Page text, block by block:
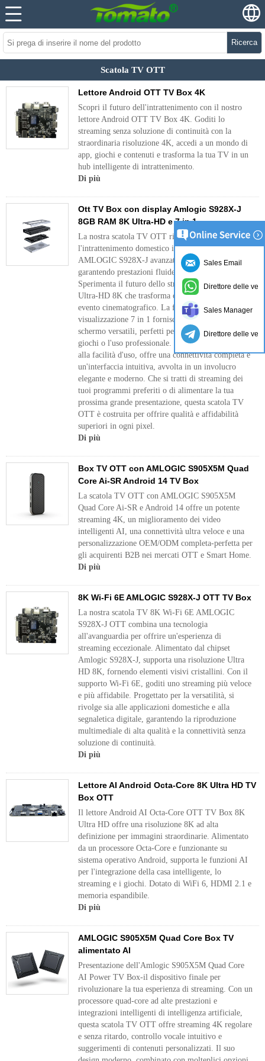
Ricerca
Scatola TV OTT
Lettore Android OTT TV Box 4K
Scopri il futuro dell'intrattenimento con il nostro
lettore Android OTT TV Box 4K. Goditi lo
streaming senza soluzione di continuità con la
straordinaria risoluzione 4K, accedi a un mondo di
app, giochi e contenuti e trasforma la tua TV in un
hub intelligente di intrattenimento.
Di più
Ott TV Box con display Amlogic S928X-J
8GB RAM 8K Ultra-HD e 7 in 1
La nostra scatola TV OTT ridefinisce
l'intrattenimento domestico integrando il chipset
AMLOGIC S928X-J avanzato con RAM da 8 GB,
garantendo prestazioni fluide e ininterrotte.
Sperimenta il futuro dello streaming con chiarezza
Ultra-HD 8K che trasforma ogni visione in un
evento cinematografico. La funzionalità di
visualizzazione 7 in 1 fornisce arrangiamenti con
schermo versatili, perfetti per il multitasking, i
giochi o l'uso professionale. Progettato pensando
alla facilità d'uso, offre una connettività completa e
un'interfaccia intuitiva, avvolta in un involucro
elegante e moderno. Che si tratti di streaming dei
tuoi programmi preferiti o di alimentare la tua
prossima grande presentazione, questa scatola TV
OTT è costruita per offrire qualità e affidabilità
superiori in ogni pixel.
Di più
Box TV OTT con AMLOGIC S905X5M Quad
Core Ai-SR Android 14 TV Box
La scatola TV OTT con AMLOGIC S905X5M
Quad Core Ai-SR e Android 14 offre un potente
streaming 4K, un miglioramento dei video
intelligenti AI, una connettività ultra veloce e una
personalizzazione OEM/ODM completa-perfetta per
gli acquirenti B2B nei mercati OTT e Smart Home.
Di più
8K Wi-Fi 6E AMLOGIC S928X-J OTT TV Box
La nostra scatola TV 8K Wi-Fi 6E AMLOGIC
S928X-J OTT combina una tecnologia
all'avanguardia per offrire un'esperienza di
streaming eccezionale. Alimentato dal chipset
Amlogic S928X-J, supporta una risoluzione Ultra
HD 8K, fornendo elementi visivi cristallini. Con il
supporto Wi-Fi 6E, goditi uno streaming più veloce
e più affidabile. Progettato per la versatilità, si
rivolge sia alle applicazioni domestiche e alla
segnaletica digitale, garantendo la riproduzione
multimediale di alta qualità e la connettività senza
soluzione di continuità.
Di più
Lettore AI Android Octa-Core 8K Ultra HD TV
Box OTT
Il lettore Android AI Octa-Core OTT TV Box 8K
Ultra HD offre una risoluzione 8K ad alta
definizione per immagini straordinarie. Alimentato
da un processore Octa-Core e funzionante su
sistema operativo Android, supporta le funzioni AI
per l'integrazione della casa intelligente, lo
streaming e i giochi. Dotato di WiFi 6, HDMI 2.1 e
memoria espandibile.
Di più
AMLOGIC S905X5M Quad Core Box TV
alimentato AI
Presentazione dell'Amlogic S905X5M Quad Core
AI Power TV Box-il dispositivo finale per
rivoluzionare la tua esperienza di streaming. Con un
processore quad-core ad alte prestazioni e
integrazioni intelligenti di intelligenza artificiale,
questa scatola TV OTT offre streaming 4K regolare
e senza ritardo, controllo vocale intuitivo e
suggerimenti di contenuti personalizzati. Il suo
Sales Email
Direttore delle
Sales Manager
Direttore delle